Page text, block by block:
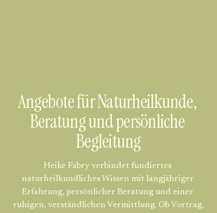
Angebote für Naturheilkunde,
Beratung und persönliche
Begleitung
Heike Fabry verbindet fundiertes
naturheilkundliches Wissen mit langjähriger
Erfahrung, persönlicher Beratung und einer
ruhigen, verständlichen Vermittlung. Ob Vortrag,